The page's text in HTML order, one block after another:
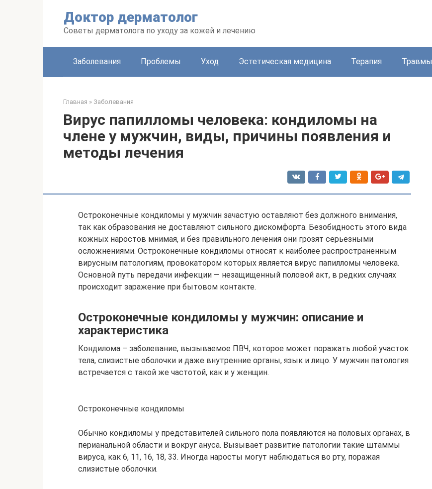
Доктор дерматолог
Советы дерматолога по уходу за кожей и лечению
Заболевания Проблемы Уход Эстетическая медицина Терапия Травмы
Главная » Заболевания
Вирус папилломы человека: кондиломы на
члене у мужчин, виды, причины появления и
методы лечения
Остроконечные кондиломы у мужчин зачастую оставляют без должного внимания,
так как образования не доставляют сильного дискомфорта. Безобидность этого вида
кожных наростов мнимая, и без правильного лечения они грозят серьезными
осложнениями. Остроконечные кондиломы относят к наиболее распространенным
вирусным патологиям, провокатором которых является вирус папилломы человека.
Основной путь передачи инфекции — незащищенный половой акт, в редких случаях
происходит заражение при бытовом контакте.
Остроконечные кондиломы у мужчин: описание и
характеристика
Кондилома – заболевание, вызываемое ПВЧ, которое может поражать любой участок
тела, слизистые оболочки и даже внутренние органы, язык и лицо. У мужчин патология
встречается с такой же частотой, как и у женщин.
Остроконечные кондиломы
Обычно кондиломы у представителей сильного пола появляются на половых органах, в
перианальной области и вокруг ануса. Вызывает развитие патологии такие штаммы
вируса, как 6, 11, 16, 18, 33. Иногда наросты могут наблюдаться во рту, поражая
слизистые оболочки.